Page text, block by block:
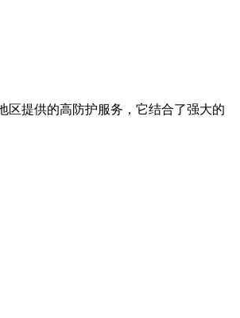
区提供的高防护服务，它结合了强大的